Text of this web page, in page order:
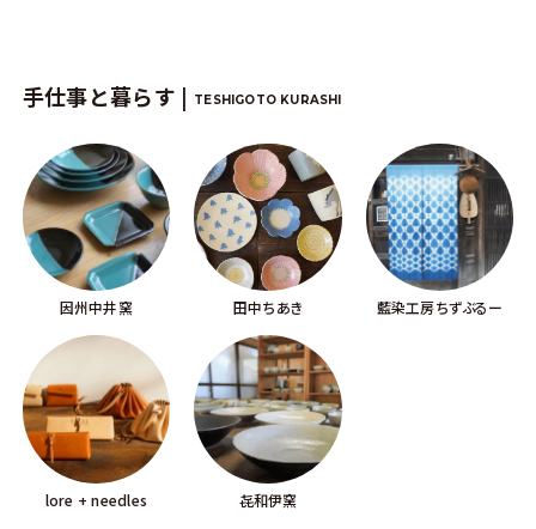
手仕事と暮らす | TESHIGOTO KURASHI
因州中井窯 田中ちあき 藍染工房ちずぶるー
lore + needles 㐂和伊窯